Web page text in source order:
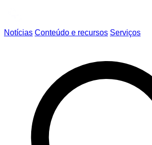
Notícias Conteúdo e recursos Serviços